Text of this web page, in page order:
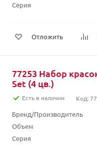
Серия
Отложить
77253 Набор
Set (4 цв.)
Есть в наличии Код:
Бренд/Производитель
Объем
Серия